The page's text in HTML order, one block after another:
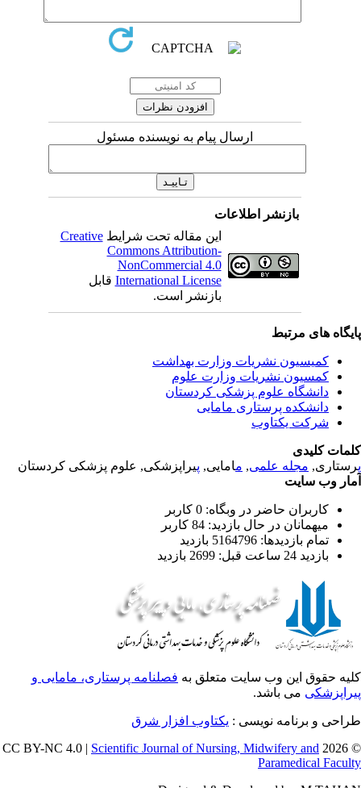
ارسال پیام به نویسنده مسئول
بازنشر اطلاعات
این مقاله تحت شرایطCreative
Commons Attribution-
NonCommercial 4.0
International Licenseقابل
بازنشر است.
های مرتبط
کمیسیون نشریات وزارت بهداشت
کمسیون نشریات وزارت علوم
دانشگاه علوم پزشکی کردستان
دانشکده پرستاری مامایی
شرکت یکتاوب
کلیدی
مجله علمی, م امایی, پیراپزشکی, علوم پزشکی کردستان
وب سایت
کاربران حاضر در وبگاه: 0 کاربر
میهمانان در حال بازدید: 84 کاربر
تمام بازدید‌ها: 5164796 بازدید
بازدید 24 ساعت قبل: 2699 بازدید
حقوق این وب سایت متعلق بهفصلنامه پرستاری، مامایی و
می باشد.
و برنامه نویسی : یکتاوب افزار شرق
©
Scientific Journal of Nursing, Midwifery and
Paramedical